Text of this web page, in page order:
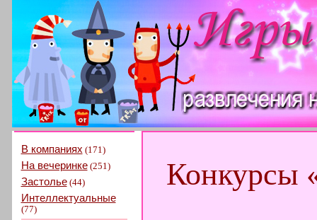
В компаниях (171)
На вечеринке(251)
Застолье(44)
Интеллектуальные
(77)
Конкурсы